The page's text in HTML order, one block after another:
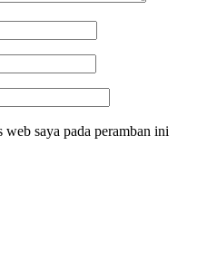
web saya pada peramban ini